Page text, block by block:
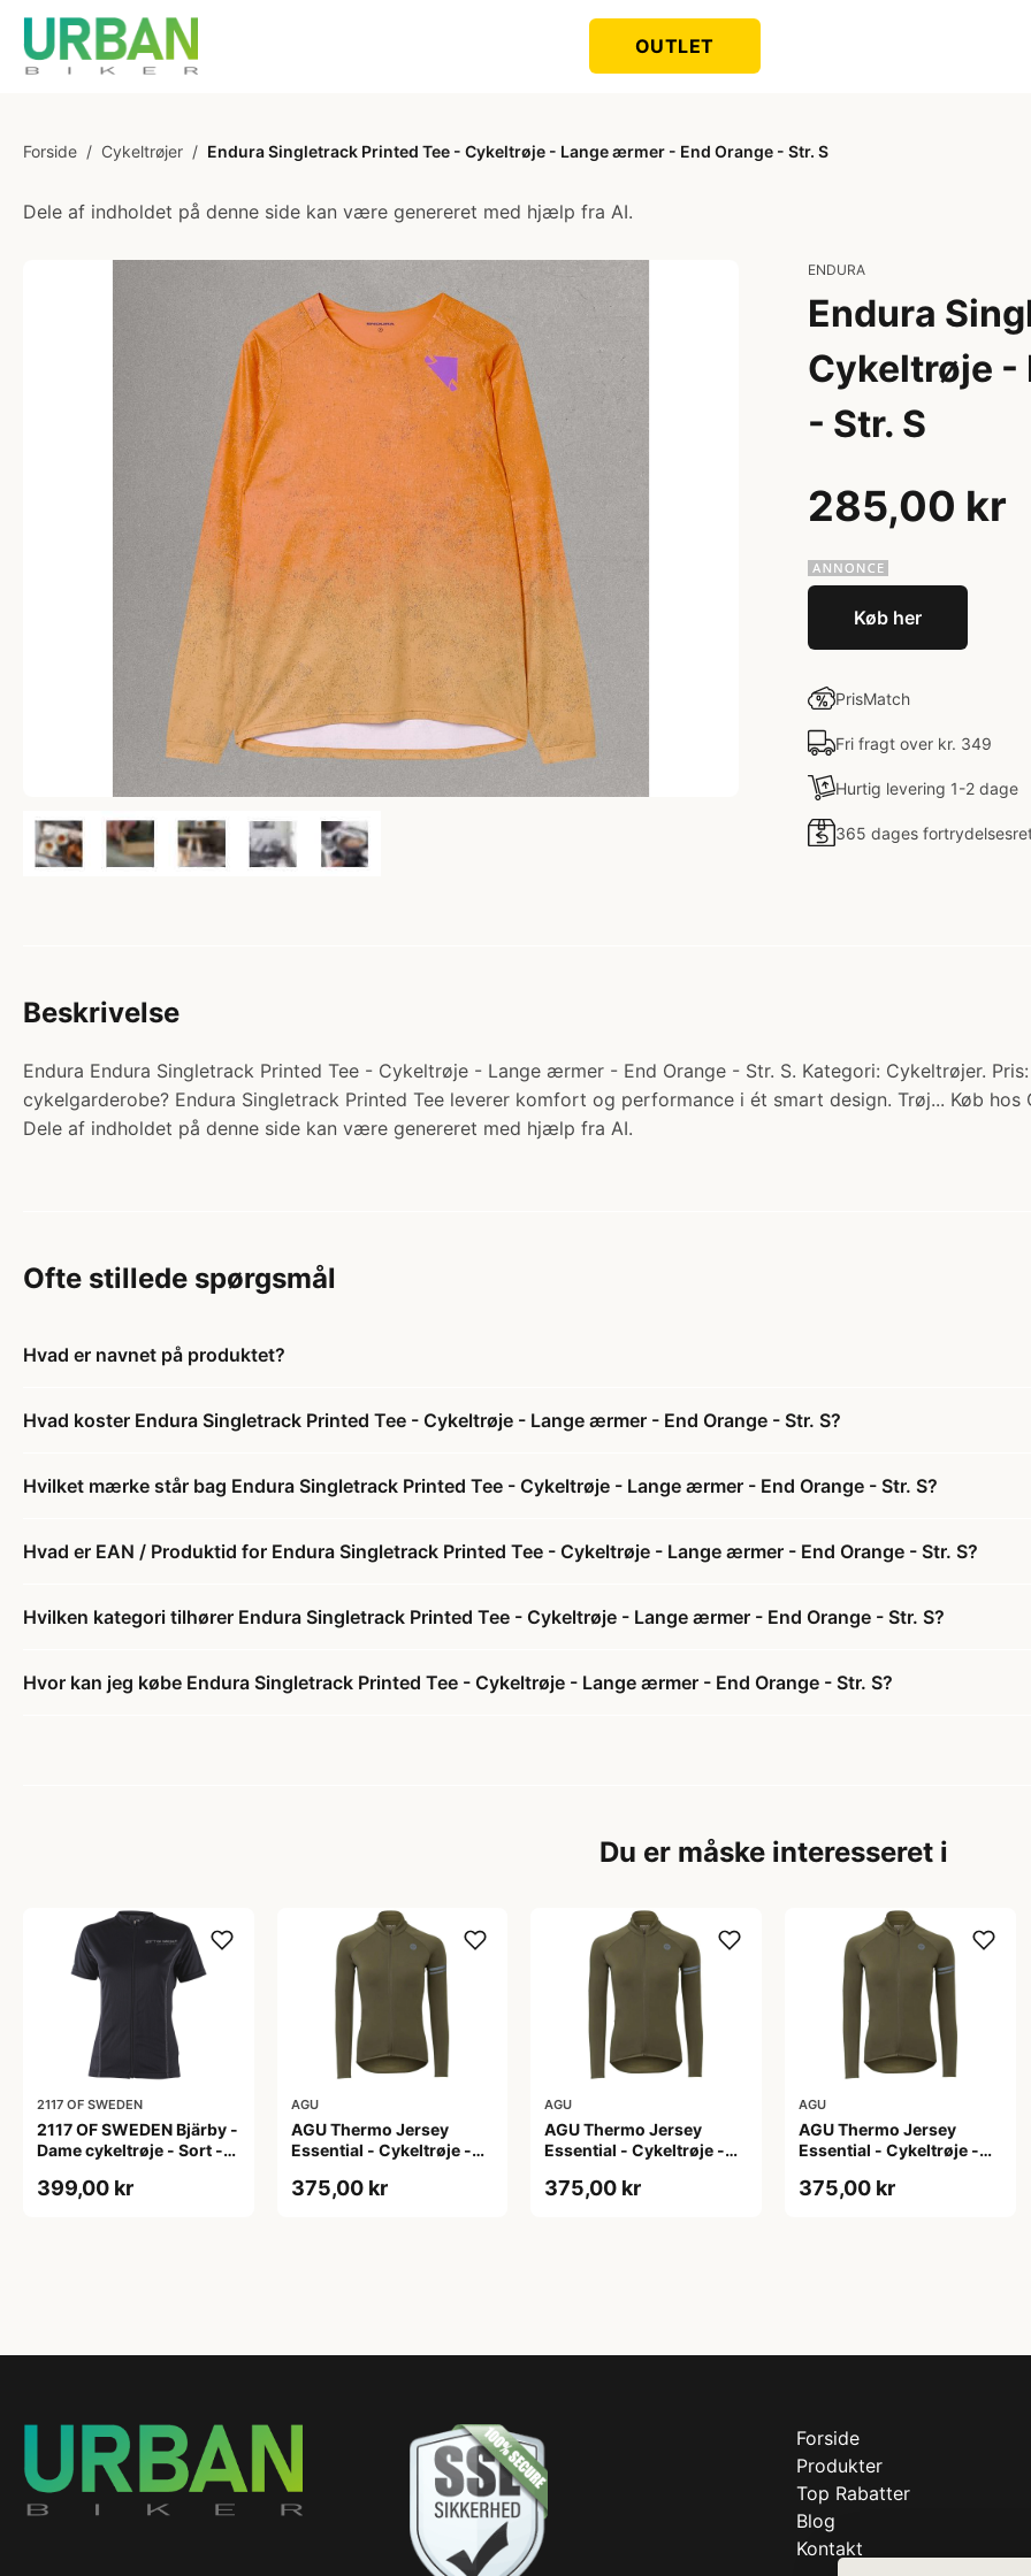
OUTLET
Forside / Cykeltrøjer / Endura Singletrack Printed Tee - Cykeltrøje - Lange ærmer - End Orange - Str. S
Dele af indholdet på denne side kan være genereret med hjælp fra AI.
ENDURA
Endura
Cykeltrøje -
- Str. S
285,00 kr
Køb her
PrisMatch
Fri fragt over kr. 349
Hurtig levering 1-2 dage
365 dages
Beskrivelse
Endura Endura Singletrack Printed Tee - Cykeltrøje - Lange ærmer - End Orange - Str. S. Kategori: Cykeltrøjer.
cykelgarderobe? Endura Singletrack Printed Tee leverer komfort og performance i ét smart design. Trøj... Køb hos
Dele af indholdet på denne side kan være genereret med hjælp fra AI.
Ofte stillede spørgsmål
Hvad er navnet på produktet?
Hvad koster Endura Singletrack Printed Tee - Cykeltrøje - Lange ærmer - End Orange - Str. S?
Hvilket mærke står bag Endura Singletrack Printed Tee - Cykeltrøje - Lange ærmer - End Orange - Str. S?
Hvad er EAN / Produktid for Endura Singletrack Printed Tee - Cykeltrøje - Lange ærmer - End Orange - Str. S?
Hvilken kategori tilhører Endura Singletrack Printed Tee - Cykeltrøje - Lange ærmer - End Orange - Str. S?
Hvor kan jeg købe Endura Singletrack Printed Tee - Cykeltrøje - Lange ærmer - End Orange - Str. S?
Du er måske interesseret i
2117 OF SWEDEN
2117 OF SWEDEN Bjärby -
Dame cykeltrøje - Sort -
399,00 kr
AGU
AGU Thermo Jersey
Essential - Cykeltrøje -
375,00 kr
AGU
AGU Thermo Jersey
Essential - Cykeltrøje -
M
375,00 kr
AGU
AGU Thermo Jersey
Essential - Cykeltrøje -
375,00 kr
Forside
Produkter
Top Rabatter
Blog
Kontakt